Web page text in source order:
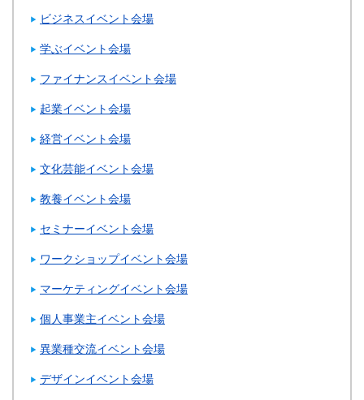
ビジネスイベント会場
学ぶイベント会場
ファイナンスイベント会場
起業イベント会場
経営イベント会場
文化芸能イベント会場
教養イベント会場
セミナーイベント会場
ワークショップイベント会場
マーケティングイベント会場
個人事業主イベント会場
異業種交流イベント会場
デザインイベント会場